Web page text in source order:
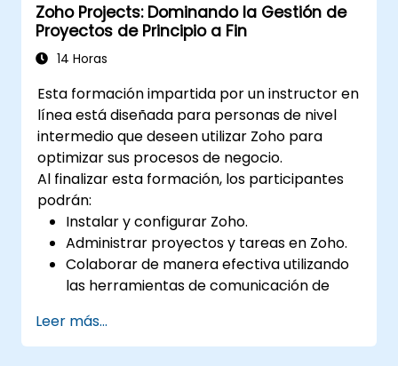
Zoho Projects: Dominando la Gestión de
Proyectos de Principio a Fin
14 Horas
Esta formación impartida por un instructor en
línea está diseñada para personas de nivel
intermedio que deseen utilizar Zoho para
optimizar sus procesos de negocio.
Al finalizar esta formación, los participantes
podrán:
Instalar y configurar Zoho.
Administrar proyectos y tareas en Zoho.
Colaborar de manera efectiva utilizando
las herramientas de comunicación de
Automatizar procesos y flujos de trabajo
en Zoho.
Leer más...